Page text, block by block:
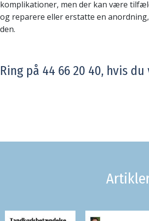
komplikationer, men der kan være
og reparere eller erstatte en
den.
Ring på 44 66 20 40, hvis